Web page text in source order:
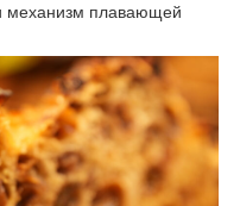
механизм плавающей